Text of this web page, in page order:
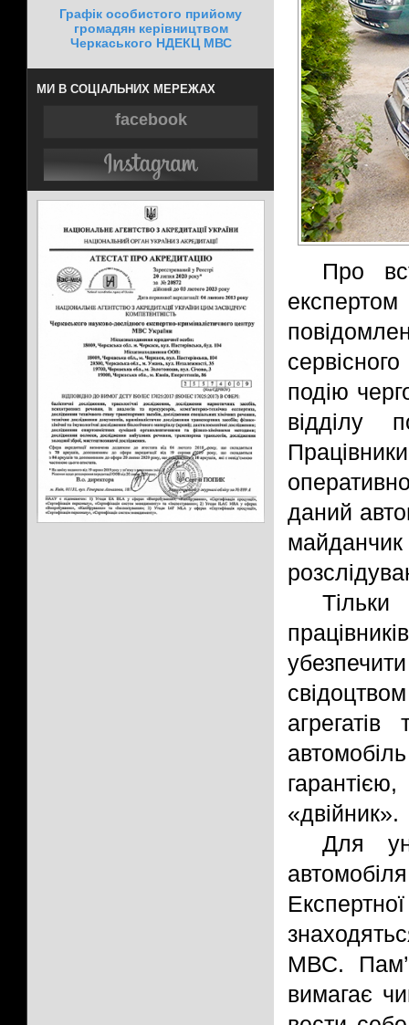
Графік особистого прийому
громадян керівництвом
Черкаського НДЕКЦ МВС
МИ В СОЦІАЛЬНИХ МЕРЕЖАХ
facebook
Про
подію
відділу
даний
«двійник».
Для
МВС.
вимагає